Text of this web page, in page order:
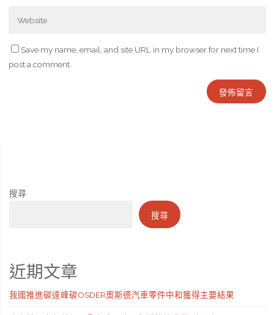
Save my name, email, and site URL in my browser for next time I
post a comment.
搜尋
搜尋
近期文章
我國推進碳達峰碳OSDER奧斯德汽車零件中和獲得主要結果